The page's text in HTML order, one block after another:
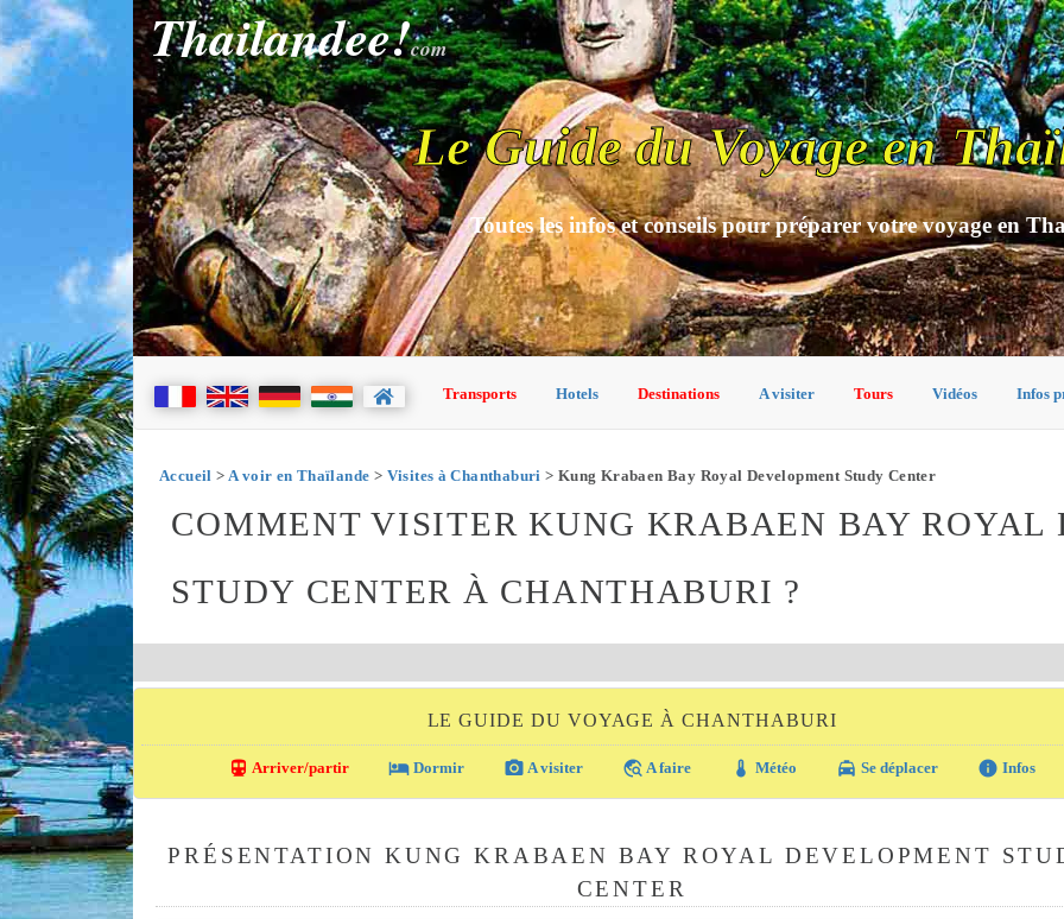
Thailandee!com
Le Guide du Voyage en
Toutes les infos et conseils pour préparer votre voyage en
Transports Hotels Destinations A visiter Tours Vidéos Infos
Accueil > A voir en Thaïlande > Visites à Chanthaburi > Kung Krabaen Bay Royal Development Study Center
COMMENT VISITER KUNG KRABAEN BAY ROYAL
STUDY CENTER À CHANTHABURI ?
LE GUIDE DU VOYAGE À CHANTHABURI
directions_transit Arriver/partir local_hotel Dormir photo_camera A visiter travel_explore A faire thermostat Météo local_taxi Se déplacer info Infos
PRÉSENTATION KUNG KRABAEN BAY ROYAL DEVELOPMENT
CENTER